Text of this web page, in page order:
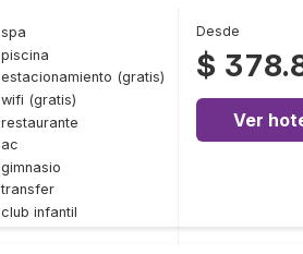
spa
piscina
estacionamiento (gratis)
wifi (gratis)
restaurante
ac
gimnasio
transfer
club infantil
Desde
$
Ver